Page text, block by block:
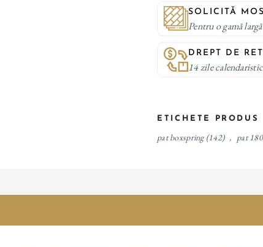
SOLICITĂ
Pentru o gamă
DREPT DE
14 zile
ETICHETE PRODUS
pat boxspring (142) , pat